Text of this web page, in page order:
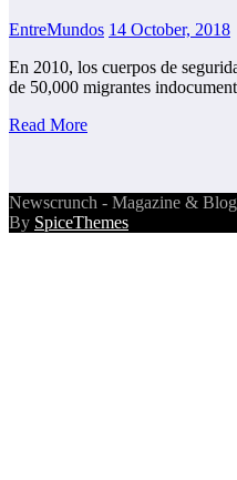
EntreMundos 14 October, 2018
En 2010, los cuerpos de
de 50,000 migrantes
Read More
Newscrunch - Magazine & Blog
By SpiceThemes